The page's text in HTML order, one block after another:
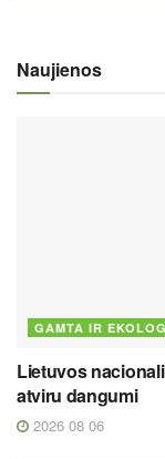
Naujienos
GAMTA IR
Lietuvos
atviru dangumi
2026 08 06